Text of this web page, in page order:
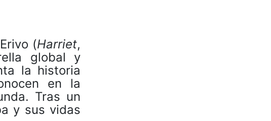
(Harriet,
global y
la historia
en la
Tras un
y sus vidas